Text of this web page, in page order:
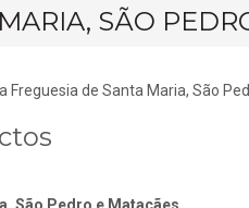
SÃO
São Pedro e Matacães